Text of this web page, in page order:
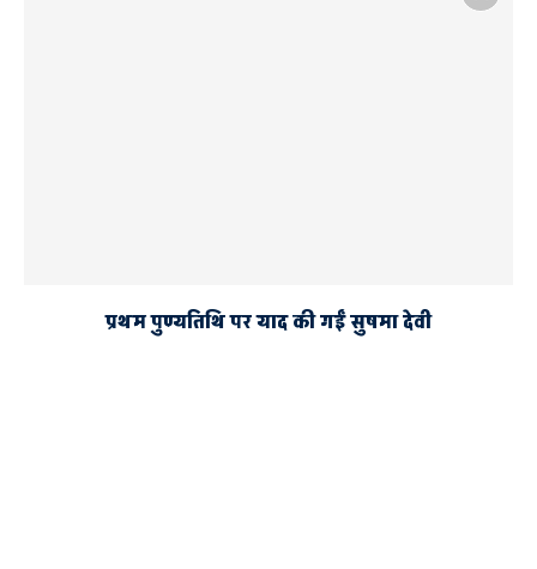
प्रथम पुण्यतिथि पर याद की गईं सुषमा देवी